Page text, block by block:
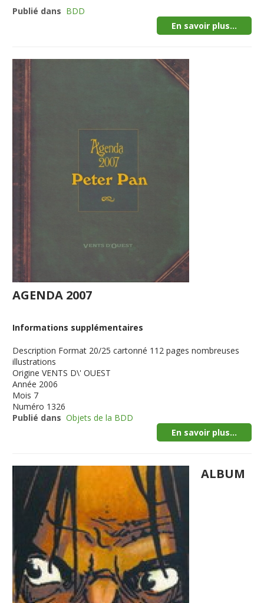
Publié dans BDD
En savoir plus...
AGENDA 2007
Informations supplémentaires
Description Format 20/25 cartonné 112 pages nombreuses
illustrations
Origine VENTS D\' OUEST
Année 2006
Mois 7
Numéro 1326
Publié dans Objets de la BDD
En savoir plus...
ALBUM